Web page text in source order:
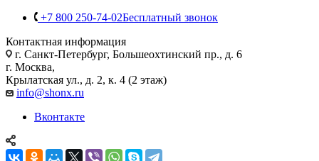
+7 800 250-74-02Бесплатный звонок
Контактная информация
г. Санкт-Петербург, Большеохтинский пр., д. 6
г. Москва,
Крылатская ул., д. 2, к. 4 (2 этаж)
info@shonx.ru
Вконтакте